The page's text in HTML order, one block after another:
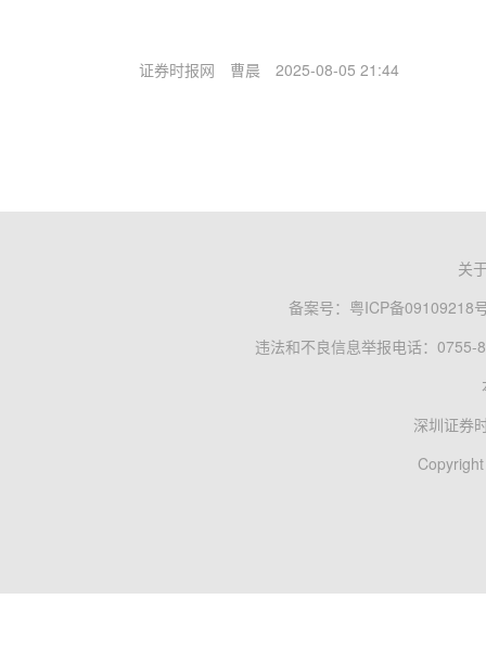
证券时报网 曹晨 2025-08-05 21:44
关
备案号： 粤ICP备09109218
违法和不良信息举报电话：0755-
深圳证券